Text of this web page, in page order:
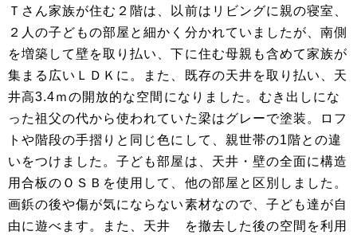
Ｔさん家族が住む２階は、以前はリビングに親の寝室、
２人の子どもの部屋と細かく分かれていましたが、南側
を増築して壁を取り払い、下に住む母親も含めて家族が
集まる広いＬＤＫに。また、既存の天井を取り払い、天
井高3.4ｍの開放的な空間になりました。むき出しにな
った祖父の代から使われていた梁はグレーで塗装。ロフ
トや階段の手摺りと同じ色にして、親世帯の1階との違
いをつけました。子ども部屋は、天井・壁の全面に構造
用合板のＯＳＢを使用して、他の部屋と区別しました。
画鋲の後や傷が気にならない素材なので、子ども達が自
由に遊べます。また、天井 を撤去した後の空間を利用